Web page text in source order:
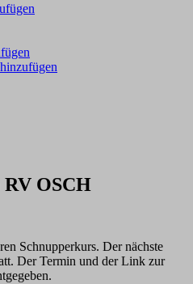
RV OSCH
Schnupperkurs. Der nächste
Der Termin und der Link zur